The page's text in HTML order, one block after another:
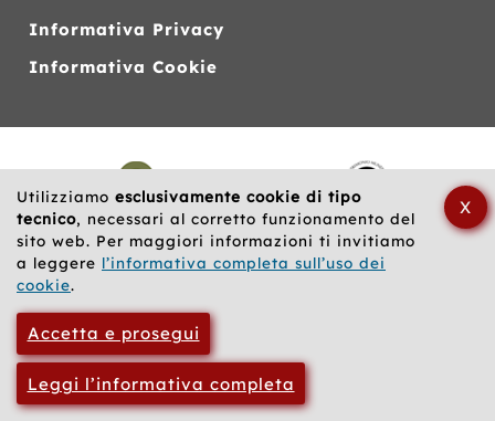
Utilizziamo esclusivamente cookie di tipo
tecnico, necessari al corretto funzionamento del
sito web. Per maggiori informazioni ti invitiamo
a leggere l’informativa completa sull’uso dei
cookie.
Accetta e prosegui
Leggi l’informativa completa
X
Informativa Privacy
Informativa Cookie
web
correlati